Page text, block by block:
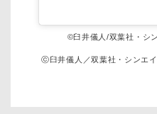
©臼井儀人/双葉社・シ
ⓒ臼井儀人／双葉社・シンエ